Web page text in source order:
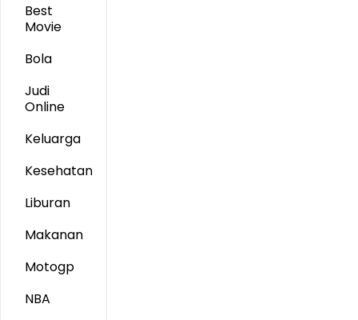
Best
Movie
Bola
Judi
Online
Keluarga
Kesehatan
Liburan
Makanan
Motogp
NBA